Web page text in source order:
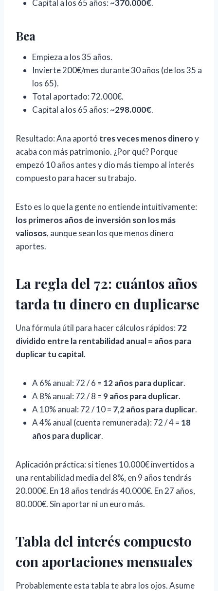
Capital a los 65 años: ~370.000€.
Bea
Empieza a los 35 años.
Invierte 200€/mes durante 30 años (de los 35 a
los 65).
Total aportado: 72.000€.
Capital a los 65 años: ~298.000€.
Resultado: Ana aportó tres veces menos dineroy
acaba con más patrimonio. ¿Por qué? Porque
empezó 10 años antes y dio más tiempo al interés
compuesto para hacer su trabajo.
Esto es lo que la gente no entiende intuitivamente:
los primeros años de inversión son los más
valiosos, aunque sean los que menos dinero
aportes.
La regla del 72: cuántos años
tarda tu dinero en duplicarse
Una fórmula útil para hacer cálculos rápidos: 72
dividido entre la rentabilidad anual = años para
duplicar tu capital.
A 6% anual: 72 / 6 = 12 años para duplicar.
A 8% anual: 72 / 8 = 9 años para duplicar.
A 10% anual: 72 / 10 = 7,2 años para duplicar.
A 4% anual (cuenta remunerada): 72 / 4 = 18
años para duplicar.
Aplicación práctica: si tienes 10.000€ invertidos a
una rentabilidad media del 8%, en 9 años tendrás
20.000€. En 18 años tendrás 40.000€. En 27 años,
80.000€. Sin aportar ni un euro más.
Tabla del interés compuesto
con aportaciones mensuales
Probablemente esta tabla te abra los ojos. Asume